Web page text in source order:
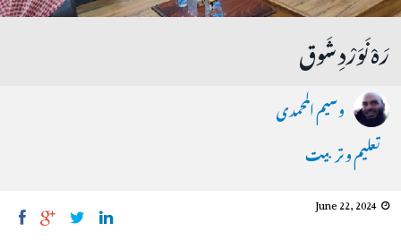
رَہْ نَوَرْدِ شَوق
وسیم المحمدی
تعلیم و تربیت
June 22, 2024